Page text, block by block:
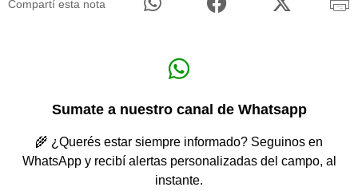
Compartí esta nota
Sumate a nuestro canal de Whatsapp
🌾 ¿Querés estar siempre informado? Seguinos en
WhatsApp y recibí alertas personalizadas del campo, al
instante.